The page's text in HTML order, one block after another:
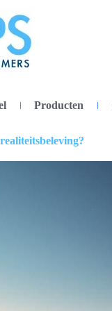
Producten